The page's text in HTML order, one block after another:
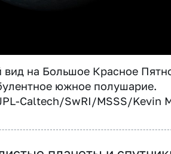
вид на Большое Красное
южное полушарие.
Caltech/SwRI/MSSS/Kevin